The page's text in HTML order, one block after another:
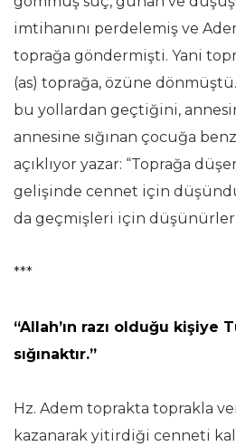
imtihanını perdelemiş ve
toprağa göndermişti. Yani
(as) toprağa, özüne
bu yollardan geçtiğini,
annesine sığınan çocuğa
açıklıyor yazar: “Toprağa
gelişinde cennet için
da geçmişleri için düşünürler
***
“Allah’ın razı olduğu kişiye
sığınaktır.”
Hz. Adem toprakta toprakla
kazanarak yitirdiği cenneti